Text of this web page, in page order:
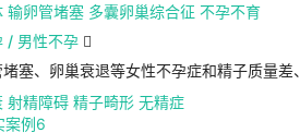
输卵管堵塞 多囊卵巢综合征 不孕不育
/ 男性不孕 
塞、卵巢衰退等女性不孕症和精子质量差
射精障碍 精子畸形 无精症